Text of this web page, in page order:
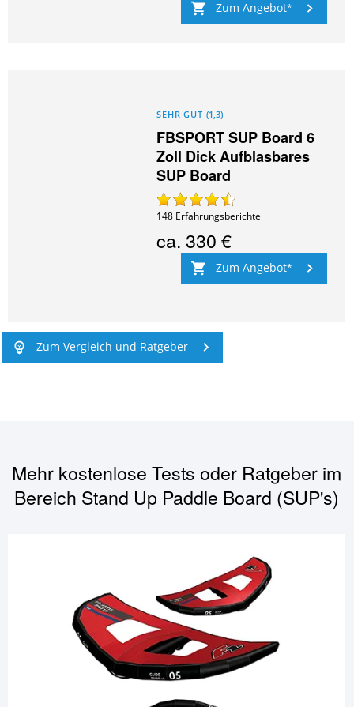
Zum Angebot
SEHR GUT (1,3)
FBSPORT SUP Board 6
Zoll Dick Aufblasbares
SUP Board
148 Erfahrungsberichte
ca.330 €
Zum Angebot
Zum Vergleich und Ratgeber
Mehr kostenlose Tests oder Ratgeber im
Bereich Stand Up Paddle Board (SUP's)